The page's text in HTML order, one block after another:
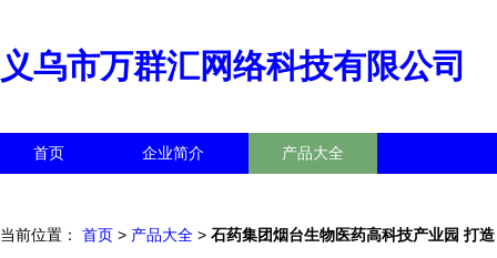
义乌市万群汇网络科技有限公司
首页 企业简介 产品大全
当前位置： 首页 > 产品大全 > 石药集团烟台生物医药高科技产业园 打造